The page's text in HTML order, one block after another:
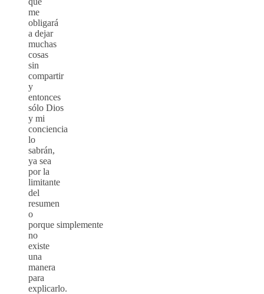
me
obligará
a dejar
muchas
cosas
sin
compartir
y
entonces
sólo Dios
y mi
conciencia
lo
sabrán,
ya sea
por la
limitante
del
resumen
o
porque simplemente
no
existe
una
manera
para
explicarlo.